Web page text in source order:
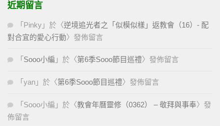
近期留言
「 Pinky 」於〈逆境追光者之「似模似樣」返教會（16）- 配
對合宜的愛心行動〉發佈留言
「 Sooo小編 」於〈第6季Sooo節目巡禮〉發佈留言
「 yan 」於〈第6季Sooo節目巡禮〉發佈留言
「 Sooo小編 」於〈教會年曆靈修（0362） – 敬拜與事奉〉發
佈留言